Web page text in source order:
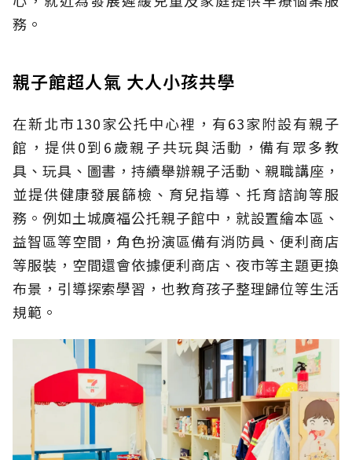
務。
親子館超人氣 大人小孩共學
在新北市130家公托中心裡，有63家附設有親子
館，提供0到6歲親子共玩與活動，備有眾多教
具、玩具、圖書，持續舉辦親子活動、親職講座，
並提供健康發展篩檢、育兒指導、托育諮詢等服
務。例如土城廣福公托親子館中，就設置繪本區、
益智區等空間，角色扮演區備有消防員、便利商店
等服裝，空間還會依據便利商店、夜市等主題更換
布景，引導探索學習，也教育孩子整理歸位等生活
規範。